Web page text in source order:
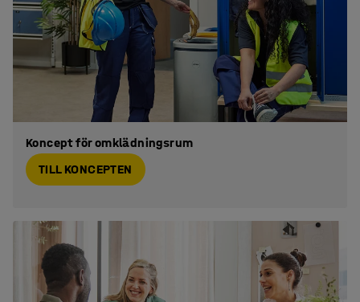
Koncept för omklädningsrum
TILL KONCEPTEN